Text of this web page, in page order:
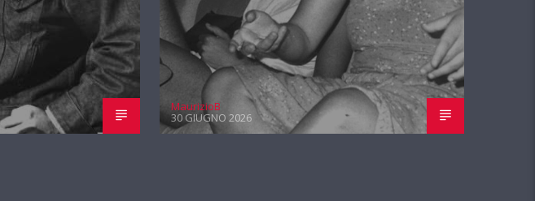
MaurizioB
30 GIUGNO 2026